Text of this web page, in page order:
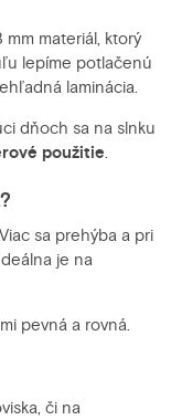
materiál, ktorý
lepíme potlačenú
laminácia.
dňoch sa na slnku
použitie.
sa prehýba a pri
je na
pevná a rovná.
či na